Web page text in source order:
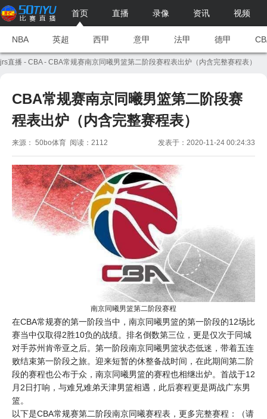
首页 直播 录像 资讯 视频
NBA 英超 西甲 意甲 法甲 德甲
jrs直播 - CBA- CBA常规赛南京同曦男篮第二阶段赛程表出炉（内含完整赛程表）
CBA常规赛南京同曦男篮第二阶段赛
程表出炉（内含完整赛程表）
来源： 50bo体育 阅读：2112 发表于：2020-11-24 00:24:33
南京同曦男篮第二阶段赛程
在CBA常规赛的第一阶段当中，南京同曦男篮的第一阶段的12场比
赛当中仅取得2胜10负的战绩。排名倒数第三位，更是仅次于同城
对手苏州肯帝亚之后。第一阶段南京同曦男篮状态低迷，带着五连
败结束第一阶段之旅。迎来短暂的休整备战时间，在此期间第二阶
段的赛程也公布于众，南京同曦男篮的赛程也相继出炉。首战于12
月2日打响，与难兄难弟天津男篮相遇，此后赛程更是两战广东男
篮。
以下是CBA常规赛第二阶段南京同曦赛程表，更多完整赛程：（请